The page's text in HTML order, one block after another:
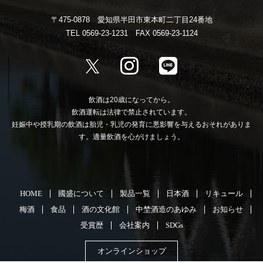
〒475-0878 愛知県半田市東本町二丁目24番地
TEL 0569-23-1231 FAX 0569-23-1124
飲酒は20歳になってから。
飲酒運転は法律で禁止されています。
妊娠中や授乳期の飲酒は胎児・乳児の発育に悪影響を与えるおそれがありま
す。適量飲酒を心がけましょう。
HOME 國盛について 製品一覧 日本酒
リキュール
梅酒
食品 酒の文化館 中埜酒造のあゆみ
お知らせ
受賞歴
会社案内 SDGs
オンラインショップ